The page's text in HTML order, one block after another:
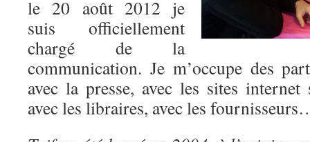
le 20 août 2012 je
suis officiellement
chargé de la
communication. Je m’occupe des
avec la presse, avec les sites internet
avec les libraires, avec les